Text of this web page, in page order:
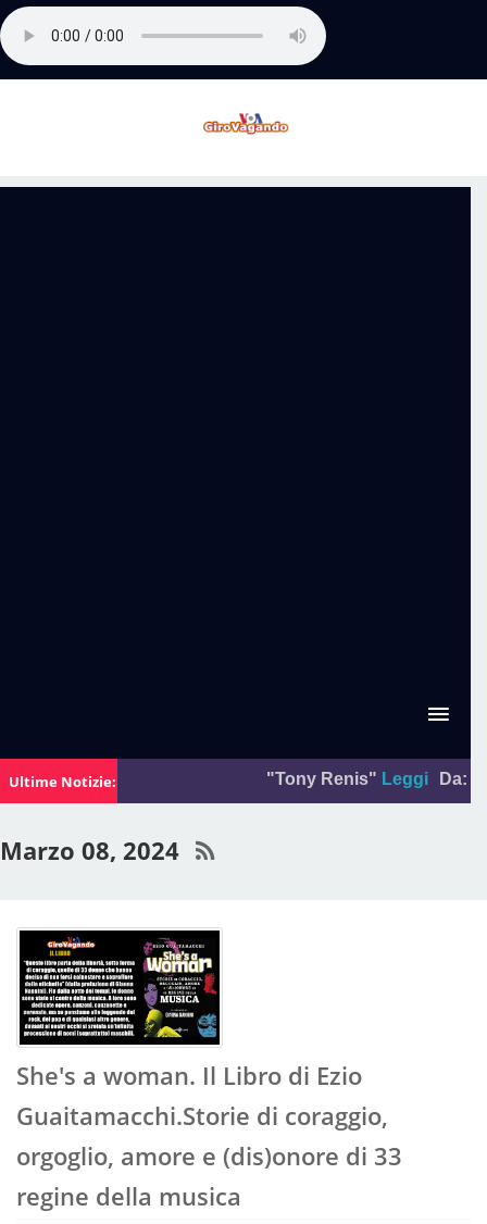
Ultime Notizie: "Tony Renis" Leggi Da:La
Marzo 08, 2024
She's a woman. Il Libro di Ezio
Guaitamacchi.Storie di coraggio,
orgoglio, amore e (dis)onore di 33
regine della musica